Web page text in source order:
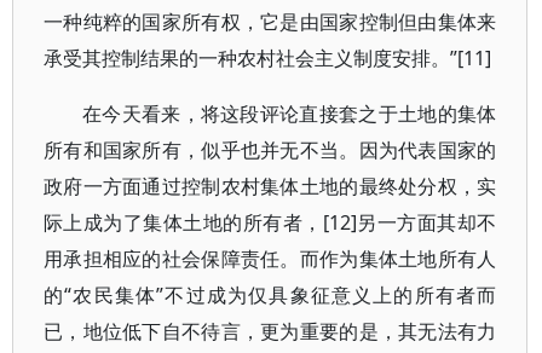
一种纯粹的国家所有权，它是由国家控制但由集体来
承受其控制结果的一种农村社会主义制度安排。”[11]
在今天看来，将这段评论直接套之于土地的集体
所有和国家所有，似乎也并无不当。因为代表国家的
政府一方面通过控制农村集体土地的最终处分权，实
际上成为了集体土地的所有者，[12]另一方面其却不
用承担相应的社会保障责任。而作为集体土地所有人
的“农民集体”不过成为仅具象征意义上的所有者而
已，地位低下自不待言，更为重要的是，其无法有力